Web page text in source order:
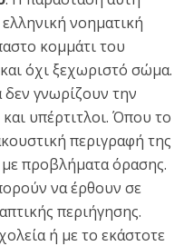
νοηματική
κομμάτι του
όχι ξεχωριστό σώμα.
γνωρίζουν την
υπέρτιτλοι. Όπου το
περιγραφή της
προβλήματα όρασης.
να έρθουν σε
περιήγησης.
ή με το εκάστοτε